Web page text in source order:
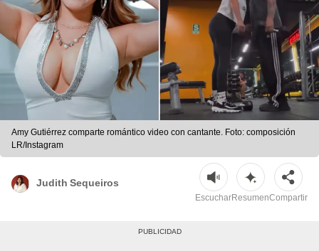
Amy Gutiérrez comparte romántico video con cantante. Foto: composición
LR/Instagram
Judith Sequeiros
EscucharResumenCompartir